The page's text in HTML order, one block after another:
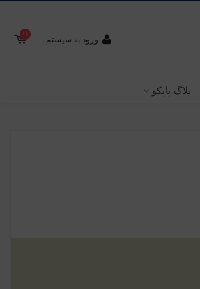
ورود به سیستم
0
بلاگ پاپکو